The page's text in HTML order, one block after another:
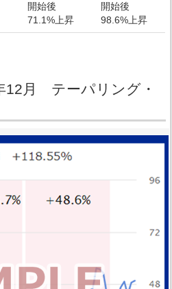
開始後
71.1%上昇
開始後
98.6%上昇
12月 テーパリング・